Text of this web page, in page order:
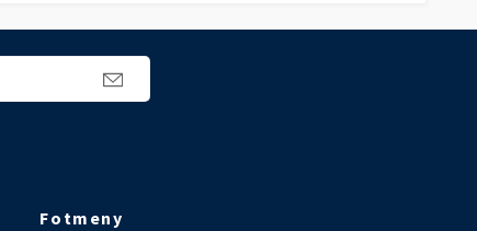
Fotmeny